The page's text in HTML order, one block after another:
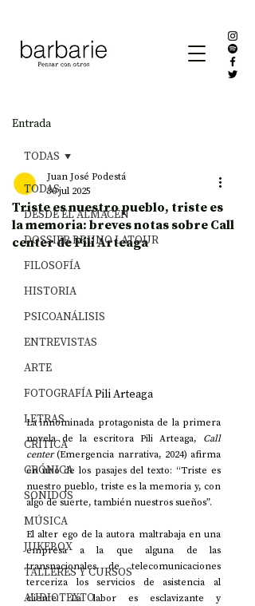
Entrada
TODAS
DESDE EL ALMACÉN
DOSSIER BRUNO LATOUR
FILOSOFÍA
HISTORIA
PSICOANÁLISIS
ENTREVISTAS
ARTE
FOTOGRAFÍA
LETRAS
CRÍTICA
CRÓNICA
SONIDOS
MÚSICA
JUKEBOX
TALLERES Y CURSOS
AUDIOTEXTO
TODAS
Triste es nuestro pueblo, triste es
la memoria: breves notas sobre Call
center de Pili Arteaga
Juan José Podestá
30 jul 2025
Pili Arteaga
La innominada protagonista de la primera
novela de la escritora Pili Arteaga, Call
center (Emergencia narrativa, 2024) afirma
en uno de los pasajes del texto: “Triste es
nuestro pueblo, triste es la memoria y, con
algo de suerte, también nuestros sueños”.
El alter ego de la autora maltrabaja en una
empresa a la que alguna de las
transnacionales de telecomunicaciones
terceriza los servicios de asistencia al
cliente. La labor es esclavizante y